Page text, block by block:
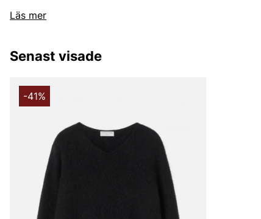
Läs mer
Tiger of Swedens sortiment
designas i den Stockholmsbaserade studion men de
Under åren har produktutbudet breddats och
hitta både Tiger of Sweden herrskjortor och Tiger of
klassiska jackorna är också väldigt populära,
herr och skinnjackor för herr.
Varumärket är också ett go-to-brand när man är ute
både för dam och herr. Med sin minimalistiska
perfekta passform kan du vara säker på att du får en
kan använda i flera år framöver. En kostym behöver
tillställning, Tiger of Swedens kostymer och kavajer
vardags. Bär en kavaj till t.ex. jeans eller ett par
Senast visade
-41%